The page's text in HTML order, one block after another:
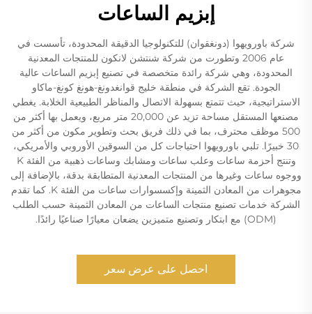
إبزيم الساعات
شركة باورويهوا (دونغقوان) للتكنولوجيا الدقيقة المحدودة، تأسست في
عام 2006 وتطورت من شركة شنتشن لانكون للمنتجات المعدنية
المحدودة، وهي شركة رائدة متخصصة في تصنيع إبزيم الساعات عالية
الجودة. تقع الشركة في منطقة خليج قوانغدونغ-هونغ كونغ-ماكاو
الاستراتيجية، حيث تتمتع بسهولة الاتصال والمناظر الطبيعية الخلابة. يغطي
مصنعها المستقل مساحة تزيد عن 20,000 متر مربع، ويعمل بها أكثر من
500 موظف محترف، بما في ذلك فريق بحث وتطوير مكون من أكثر من
30 خبيرًا. تلبي باورويهوا احتياجات كل من السوقين الأوروبي والأمريكي،
وتنتج أحزمة ساعات وعلب ساعات ومشابك وساعات ذهبية من الفئة K
ووجوه ساعات وغيرها من المنتجات المعدنية المتطابقة بدقة، بالإضافة إلى
مجوهرات من المعادن الثمينة وإكسسوارات ساعات من الفئة K. كما تقدم
الشركة خدمات تصنيع منتجات الساعات من المعادن الثمينة حسب الطلب
(ODM) مع ابتكار وتصنيع متميزين يضعان معيارًا صناعيًا رائدًا.
احصل على عرض سعر